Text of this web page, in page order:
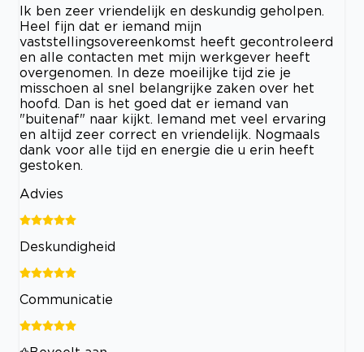
Ik ben zeer vriendelijk en deskundig geholpen.
Heel fijn dat er iemand mijn
vaststellingsovereenkomst heeft gecontroleerd
en alle contacten met mijn werkgever heeft
overgenomen. In deze moeilijke tijd zie je
misschoen al snel belangrijke zaken over het
hoofd. Dan is het goed dat er iemand van
"buitenaf" naar kijkt. Iemand met veel ervaring
en altijd zeer correct en vriendelijk. Nogmaals
dank voor alle tijd en energie die u erin heeft
gestoken.
Advies
Deskundigheid
Communicatie